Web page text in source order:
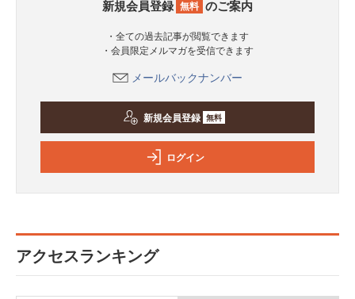
新規会員登録 無料 のご案内
・全ての過去記事が閲覧できます
・会員限定メルマガを受信できます
メールバックナンバー
新規会員登録 無料
ログイン
アクセスランキング